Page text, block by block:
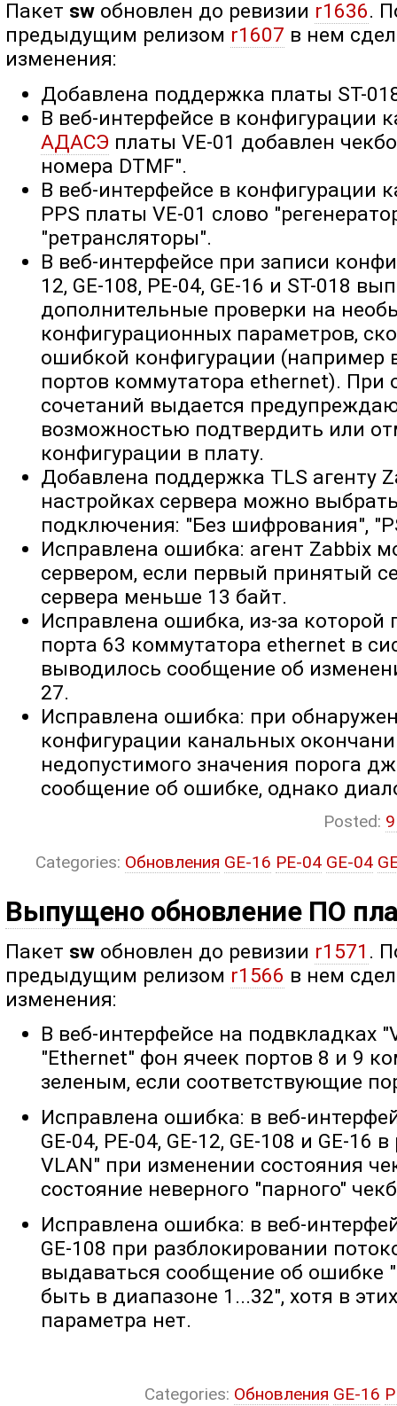
Пакет sw обновлен до ревизии r1636.
предыдущим релизом r1607 в нем
изменения:
Добавлена поддержка платы ST-
В веб-интерфейсе в конфигурации
АДАСЭ платы VE-01 добавлен
номера DTMF".
В веб-интерфейсе в конфигурации
PPS платы VE-01 слово
"ретрансляторы".
В веб-интерфейсе при записи
12, GE-108, PE-04, GE-16 и ST-018
дополнительные проверки на
конфигурационных параметров,
ошибкой конфигурации (например
портов коммутатора ethernet). При
сочетаний выдается
возможностью подтвердить или
конфигурации в плату.
Добавлена поддержка TLS агенту
настройках сервера можно
подключения: "Без шифрования",
Исправлена ошибка: агент Zabbix
сервером, если первый принятый
сервера меньше 13 байт.
Исправлена ошибка, из-за
порта 63 коммутатора ethernet в
выводилось сообщение об
27.
Исправлена ошибка: при
конфигурации канальных
недопустимого значения порога
сообщение об ошибке, однако
Posted:
Categories: Обновления GE-16 PE-04 GE-04
Выпущено обновление ПО
Пакет sw обновлен до ревизии r1571 .
предыдущим релизом r1566 в нем
изменения:
В веб-интерфейсе на подвкладках
"Ethernet" фон ячеек портов 8 и 9
зеленым, если соответствующие
Исправлена ошибка: в веб-
GE-04, PE-04, GE-12, GE-108 и GE-
VLAN" при изменении состояния
состояние неверного "парного"
Исправлена ошибка: в веб-
GE-108 при разблокировании
выдаваться сообщение об ошибке
быть в диапазоне 1...32", хотя в
параметра нет.
Categories: Обновления GE-16